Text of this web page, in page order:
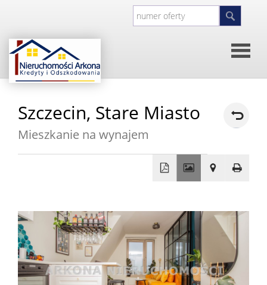
główna
O
firmie
Kontakt
Oferty
Szczecin, Stare Miasto
Mieszkanie na wynajem
−